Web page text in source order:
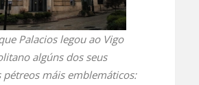
Palacios legou ao Vigo
algúns dos seus
pétreos máis emblemáticos: